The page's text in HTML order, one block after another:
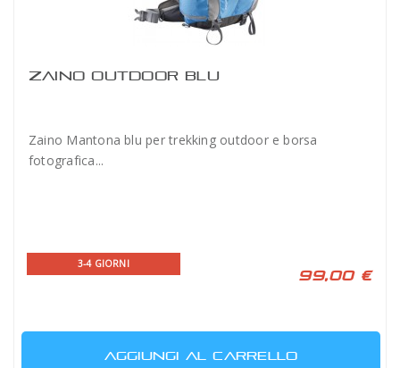
ZAINO OUTDOOR BLU
Zaino Mantona blu per trekking outdoor e borsa
fotografica...
3-4 GIORNI
99,00 €
AGGIUNGI AL CARRELLO